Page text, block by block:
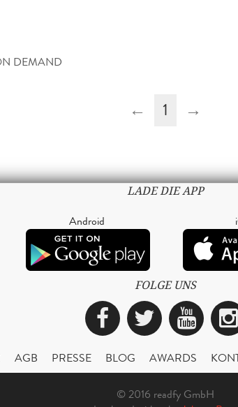
DEMAND
← 1 →
LADE DIE APP
Android
FOLGE UNS
Facebook
Twitter
AGB PRESSE BLOG AWARDS
© 2016 readfy GmbH